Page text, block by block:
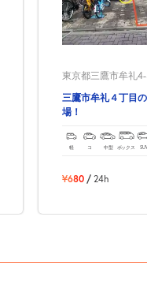
東京都三鷹市牟礼
三鷹市牟礼４丁目
場！
軽 コ 中型 ボックス
¥680 / 24h